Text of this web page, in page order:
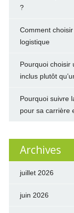
?
Comment
logistique
Pourquoi choisir
inclus plutôt
Pourquoi suivre
pour sa carrière
Archives
juillet 2026
juin 2026